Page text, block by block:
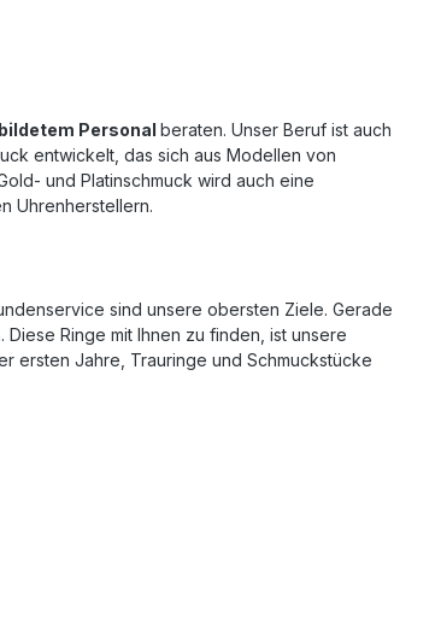
Personal beraten. Unser Beruf ist auch
entwickelt, das sich aus Modellen von
und Platinschmuck wird auch eine
Uhrenherstellern.
sind unsere obersten Ziele. Gerade
Ringe mit Ihnen zu finden, ist unsere
ersten Jahre, Trauringe und Schmuckstücke